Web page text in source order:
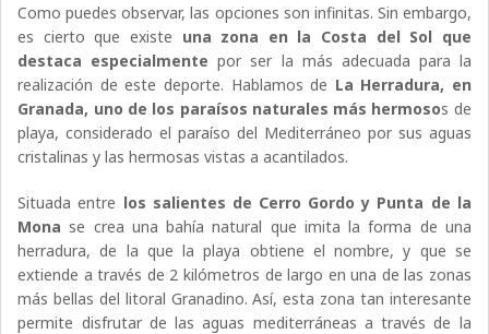
Como puedes observar, las opciones son infinitas. Sin embargo,
es cierto que existe una zona en la Costa del Sol que
destaca especialmentepor ser la más adecuada para la
realización de este deporte. Hablamos de La Herradura, en
Granada, uno de los paraísos naturales más hermosos de
playa, considerado el paraíso del Mediterráneo por sus aguas
cristalinas y las hermosas vistas a acantilados.
Situada entre los salientes de Cerro Gordo y Punta de la
Mona se crea una bahía natural que imita la forma de una
herradura, de la que la playa obtiene el nombre, y que se
extiende a través de 2 kilómetros de largo en una de las zonas
más bellas del litoral Granadino. Así, esta zona tan interesante
permite disfrutar de las aguas mediterráneas a través de la